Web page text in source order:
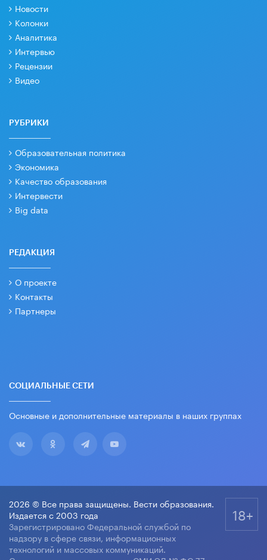
Новости
Колонки
Аналитика
Интервью
Рецензии
Видео
РУБРИКИ
Образовательная политика
Экономика
Качество образования
Интервести
Big data
РЕДАКЦИЯ
О проекте
Контакты
Партнеры
СОЦИАЛЬНЫЕ СЕТИ
Основные и дополнительные материалы в наших группах
2026 © Все права защищены. Вести образования.
Издается с 2003 года
Зарегистрировано Федеральной службой по
надзору в сфере связи, информационных
технологий и массовых коммуникаций.
18+